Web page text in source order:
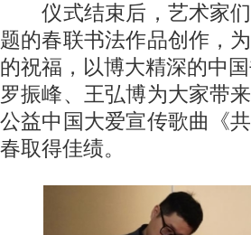
仪式结束后，艺术家们
题的春联书法作品创作，
的祝福，以博大精深的中
罗振峰、王弘博为大家带
公益中国大爱宣传歌曲《
春取得佳绩。